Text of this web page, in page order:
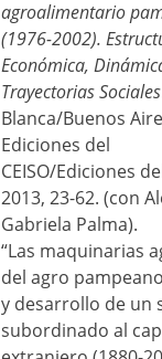
agroalimentario
(1976-2002).
Económica,
Trayectorias Sociales
Blanca/Buenos
Ediciones del
CEISO/Ediciones
2013, 23-62. (con
Gabriela Palma).
“Las maquinarias
del agro
y desarrollo de un
subordinado al